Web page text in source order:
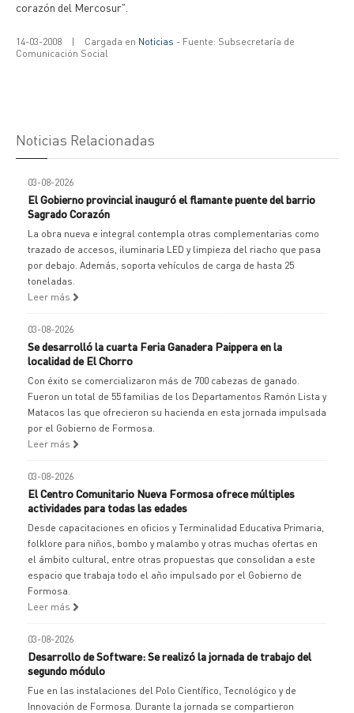
corazón del Mercosur".
14-03-2008 | Cargada en Noticias - Fuente: Subsecretaría de
Comunicación Social
Noticias Relacionadas
03-08-2026
El Gobierno provincial inauguró el flamante puente del barrio
Sagrado Corazón
La obra nueva e integral contempla otras complementarias como
trazado de accesos, iluminaria LED y limpieza del riacho que pasa
por debajo. Además, soporta vehículos de carga de hasta 25
toneladas.
Leer más
03-08-2026
Se desarrolló la cuarta Feria Ganadera Paippera en la
localidad de El Chorro
Con éxito se comercializaron más de 700 cabezas de ganado.
Fueron un total de 55 familias de los Departamentos Ramón Lista y
Matacos las que ofrecieron su hacienda en esta jornada impulsada
por el Gobierno de Formosa.
Leer más
03-08-2026
El Centro Comunitario Nueva Formosa ofrece múltiples
actividades para todas las edades
Desde capacitaciones en oficios y Terminalidad Educativa Primaria,
folklore para niños, bombo y malambo y otras muchas ofertas en
el ámbito cultural, entre otras propuestas que consolidan a este
espacio que trabaja todo el año impulsado por el Gobierno de
Formosa.
Leer más
03-08-2026
Desarrollo de Software: Se realizó la jornada de trabajo del
segundo módulo
Fue en las instalaciones del Polo Científico, Tecnológico y de
Innovación de Formosa. Durante la jornada se compartieron